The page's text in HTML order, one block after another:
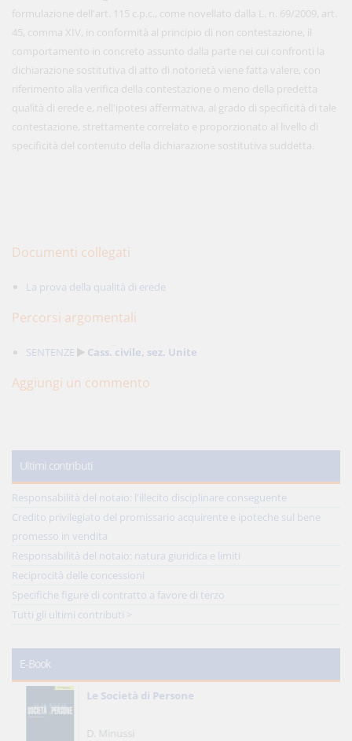
formulazione dell'art. 115 c.p.c., come novellato dalla L. n. 69/2009, art.
45, comma XIV, in conformità al principio di non contestazione, il
comportamento in concreto assunto dalla parte nei cui confronti la
dichiarazione sostitutiva di atto di notorietà viene fatta valere, con
riferimento alla verifica della contestazione o meno della predetta
qualità di erede e, nell'ipotesi affermativa, al grado di specificità di tale
contestazione, strettamente correlato e proporzionato al livello di
specificità del contenuto della dichiarazione sostitutiva suddetta.
Documenti collegati
La prova della qualità di erede
Percorsi argomentali
SENTENZE Cass. civile, sez. Unite
Aggiungi un commento
Ultimi contributi
Responsabilità del notaio: l'illecito disciplinare conseguente
Credito privilegiato del promissario acquirente e ipoteche sul bene
promesso in vendita
Responsabilità del notaio: natura giuridica e limiti
Reciprocità delle concessioni
Specifiche figure di contratto a favore di terzo
Tutti gli ultimi contributi >
E-Book
Le Società di Persone
D. Minussi